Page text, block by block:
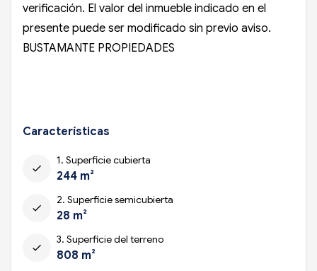
verificación. El valor del inmueble indicado en el
presente puede ser modificado sin previo aviso.
BUSTAMANTE PROPIEDADES
Características
check
1. Superficie cubierta
244 m²
check
2. Superficie semicubierta
28 m²
check
3. Superficie del terreno
808 m²